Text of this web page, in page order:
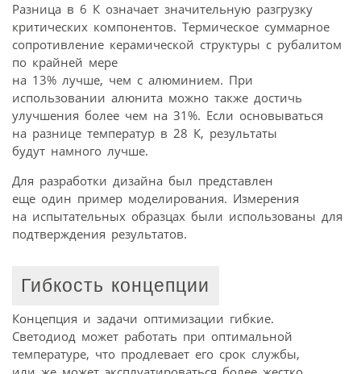
Разница в 6 К означает значительную разгрузку
критических компонентов. Термическое суммарное
сопротивление керамической структуры с рубалитом
по крайней мере
на 13% лучше, чем с алюминием. При
использовании алюнита можно также достичь
улучшения более чем на 31%. Если основываться
на разнице температур в 28 К, результаты
будут намного лучше.
Для разработки дизайна был представлен
еще один пример моделирования. Измерения
на испытательных образцах были использованы для
подтверждения результатов.
Гибкость концепции
Концепция и задачи оптимизации гибкие.
Светодиод может работать при оптимальной
температуре, что продлевает его срок службы,